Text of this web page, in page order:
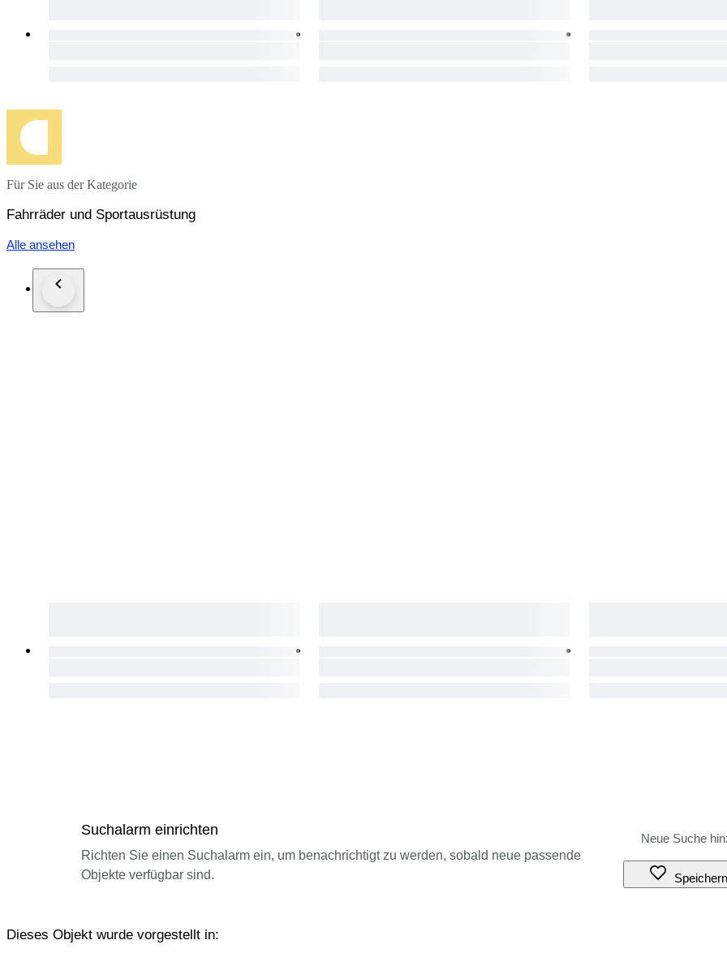
Für Sie aus der Kategorie
Fahrräder und Sportausrüstung
Alle ansehen
Suchalarm einrichten
Richten Sie einen Suchalarm ein, um benachrichtigt zu werden, sobald neue passende
Objekte verfügbar sind.
Speichern
Dieses Objekt wurde vorgestellt in: